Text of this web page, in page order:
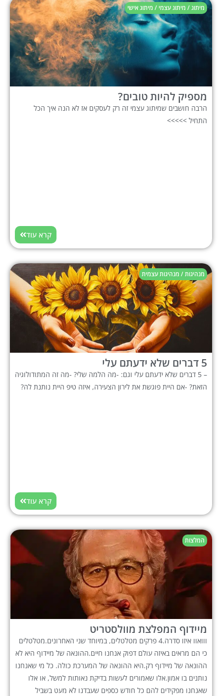
מיתוג / מיתוג עצמי / מיתוג אישי
מספיק להיות טובים?
הרבה חושבים שמיתוג עצמי זה רק לעסקים אז לא הנה איך הכל
התחיל >>>>>
קרא עוד
מנהיגות / מנהיגות עצמית
5 דברים שלא ידעתם עלי
– 5 דברים שלא ידעתם עלי וגם: -מה הלמה שלי? -מה זה המתודולוגיה
הזאת? -אם היית פוגשת את לירון הצעירה, איזה טיפ היית נותנת לה?
קרא עוד
המלצות
מיידוף המפלצת מוולסטריט
ווואוו איזו סדרה.4 פרקים מטלטלים, במיוחד שני האחרונים.מטלטלים
כי הם מראים באיזה עולם דפוק אנחנו חיים.ההונאה של מיידוף היא לא
ההונאה של מיידוף רק.היא ההונאה של המערכת כולה. כל מי שאנחנו
נותנים בו אמון.אלו שאמורים לעשות בדיקת נאותות למשל, או אלו
שאנחנו מפקידים להם כל חודש כספים שעבדנו לא מעט בשביל